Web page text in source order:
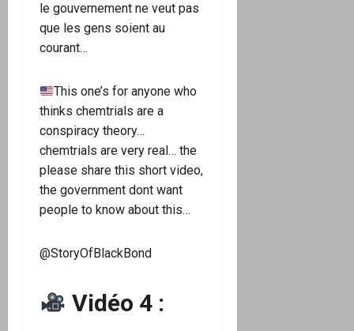
le gouvernement ne veut pas
que les gens soient au
courant…
This one’s for anyone who
thinks chemtrials are a
conspiracy theory…
chemtrials are very real… the
please share this short video,
the government dont want
people to know about this…
@StoryOfBlackBond
Vidéo 4 :